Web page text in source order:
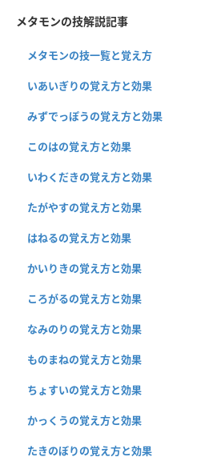
メタモンの技解説記事
メタモンの技一覧と覚え方
いあいぎりの覚え方と効果
みずでっぽうの覚え方と効果
このはの覚え方と効果
いわくだきの覚え方と効果
たがやすの覚え方と効果
はねるの覚え方と効果
かいりきの覚え方と効果
ころがるの覚え方と効果
なみのりの覚え方と効果
ものまねの覚え方と効果
ちょすいの覚え方と効果
かっくうの覚え方と効果
たきのぼりの覚え方と効果